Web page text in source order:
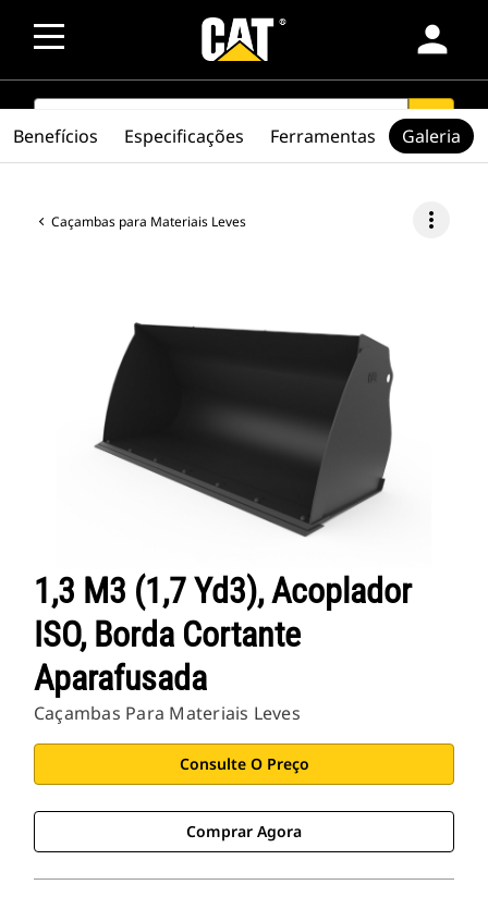
person
SEARCH search
Caçambas para Materiais Leves more_vert
1,3 M3 (1,7 Yd3), Acoplador
ISO, Borda Cortante
Aparafusada
Caçambas Para Materiais Leves
Consulte O Preço
Comprar Agora
Benefícios Especificações Ferramentas Galeria